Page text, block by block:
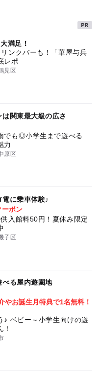
満足！
ンクバーも！「華屋与兵
レポ
見区
関東最大級の広さ
でも◎小学生まで遊べる
力
原区
に乗車体験♪
ーポン
入館料50円！夏休み限定
子区
べる屋内遊園地
やお誕生月特典で1名無料！
♪ ベビー～小学生向けの遊